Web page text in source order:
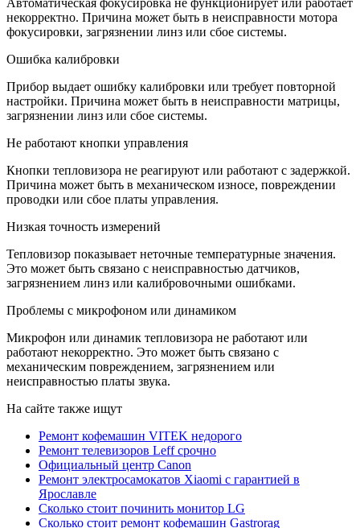
некорректно. Причина может быть в неисправности мотора
фокусировки, загрязнении линз или сбое системы.
Ошибка калибровки
Прибор выдает ошибку калибровки или требует повторной
настройки. Причина может быть в неисправности матрицы,
загрязнении линз или сбое системы.
Не работают кнопки управления
Кнопки тепловизора не реагируют или работают с задержкой.
Причина может быть в механическом износе, повреждении
проводки или сбое платы управления.
Низкая точность измерений
Тепловизор показывает неточные температурные значения.
Это может быть связано с неисправностью датчиков,
загрязнением линз или калибровочными ошибками.
Проблемы с микрофоном или динамиком
Микрофон или динамик тепловизора не работают или
работают некорректно. Это может быть связано с
механическим повреждением, загрязнением или
неисправностью платы звука.
На сайте также ищут
Ремонт кофемашин VITEK недорого
Ремонт телевизоров Leff срочно
Официальный центр Canon
Ремонт электросамокатов Xiaomi с гарантией в
Ярославле
Сколько стоит починить монитор LG
Сколько стоит ремонт кофемашин Gastrorag